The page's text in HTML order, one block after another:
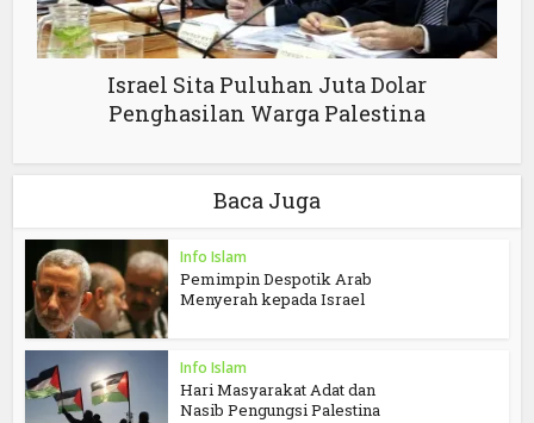
Israel Sita Puluhan Juta Dolar
Penghasilan Warga Palestina
Baca Juga
Info Islam
Pemimpin Despotik Arab
Menyerah kepada Israel
Info Islam
Hari Masyarakat Adat dan
Nasib Pengungsi Palestina